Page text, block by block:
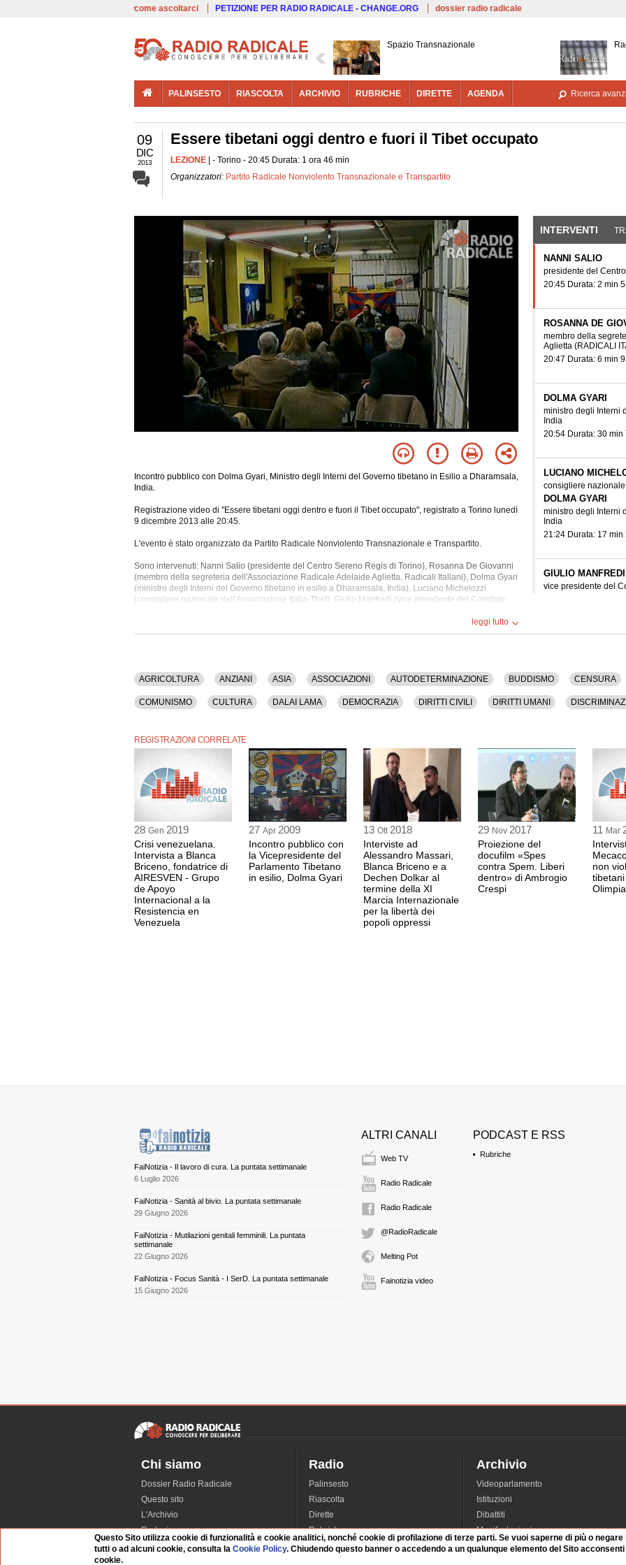
Salta al contenuto principale
come ascoltarci PETIZIONE PER RADIO RADICALE - CHANGE.ORG dossier radio radicale
Spazio Transnazionale
PALINSESTO RIASCOLTA ARCHIVIO RUBRICHE DIRETTE AGENDA Ricerca
09
DIC
2013
Essere tibetani oggi dentro e fuori il Tibet occupato
LEZIONE | - Torino - 20:45 Durata: 1 ora 46 min
Organizzatori: Partito Radicale Nonviolento Transnazionale e Transpartito
Incontro pubblico con Dolma Gyari, Ministro degli Interni del Governo tibetano in Esilio a Dharamsala,
India.
Registrazione video di "Essere tibetani oggi dentro e fuori il Tibet occupato", registrato a Torino lunedì
9 dicembre 2013 alle 20:45.
L'evento è stato organizzato da Partito Radicale Nonviolento Transnazionale e Transpartito.
Sono intervenuti: Nanni Salio (presidente del Centro Sereno Regis di Torino), Rosanna De Giovanni
(membro della segreteria dell'Associazione Radicale Adelaide Aglietta, Radicali Italiani), Dolma Gyari
(ministro degli Interni del Governo tibetano in esilio a Dharamsala, India), Luciano Michelozzi
(consigliere nazionale dell'Associazione Italia-Tbet), Giulio Manfredi (vice presidente del Comitato
Rosaco (membro dell'Associazione Radicale "Adelaide Aglietta" di Torino, Radicali Italiani), Bruno
Mellano (già parlamentare radicale), Blanca Briceno (membro del gruppo d'Avignon della Resistenza
Censura, Colonialismo, Comuni, Comunismo, Cultura, Dalai Lama, Democrazia, Diritti Civili, Diritti
Umani, Discriminazione, Donna, Esteri, Europa, Gandhi, Giovani, Gran Bretagna, India, Informazione,
Istituzioni, Italia, Lingua, Mandela, Minoranze, Nepal, Nobel, Nonviolenza, Pace, Partiti, Partito
Radicale Nonviolento, Politica, Poverta', Provincia, Rifugiati, Senato, Societa', Sudafrica, Territorio,
La registrazione video ha una durata di 1 ora e 46 minuti.
Questo contenuto è disponibile anche nella sola versione audio.
leggi tutto
INTERVENTI
NANNI SALIO
presidente del
20:45 Durata: 2 min
ROSANNA DE
membro della
Aglietta (RADICALI
20:47 Durata: 6 min
DOLMA GYARI
ministro degli Interni
India
20:54 Durata: 30 min
LUCIANO
consigliere
DOLMA GYARI
ministro degli Interni
India
21:24 Durata: 17 min
GIULIO MANFREDI
vice presidente del
21:41 Durata: 13 min
GIANNI MELLO
componente
DOLMA GYARI
ALESSANDRO
membro
(RADICALI ITALIANI)
DOLMA GYARI
Ministro degli Interni
22:01 Durata: 11 min
BRUNO MELLANO
AGRICOLTURA ANZIANI ASIA ASSOCIAZIONI AUTODETERMINAZIONE BUDDISMO CENSURA
COMUNISMO CULTURA DALAI LAMA DEMOCRAZIA DIRITTI CIVILI DIRITTI UMANI
MINORANZE NEPAL NOBEL NONVIOLENZA PACE PARTITI PARTITO RADICALE NONVIOLENTO
PROVINCIA SENATO SOCIETA' SUDAFRICA TERRITORIO TIBET TOTALITARISMO
VIOLENZA WELFARE
REGISTRAZIONI CORRELATE
28 Gen 2019
Crisi venezuelana.
Intervista a Blanca
Briceno, fondatrice di
AIRESVEN - Grupo
de Apoyo
Internacional a la
Resistencia en
Venezuela
27 Apr 2009
Incontro pubblico con
la Vicepresidente del
Parlamento Tibetano
in esilio, Dolma Gyari
13 Ott 2018
Interviste ad
Alessandro Massari,
Blanca Briceno e a
Dechen Dolkar al
termine della XI
Marcia Internazionale
per la libertà dei
popoli oppressi
29 Nov 2017
Proiezione del
docufilm «Spes
contra Spem. Liberi
dentro» di Ambrogio
Crespi
11 Mar
non
FaiNotizia - Il lavoro di cura. La puntata settimanale
6 Luglio 2026
FaiNotizia - Sanità al bivio. La puntata settimanale
29 Giugno 2026
FaiNotizia - Mutilazioni genitali femminili. La puntata
settimanale
22 Giugno 2026
FaiNotizia - Focus Sanità - I SerD. La puntata settimanale
15 Giugno 2026
ALTRI CANALI
Web TV
Radio Radicale
Radio Radicale
@RadioRadicale
Melting Pot
Fainotizia video
PODCAST E RSS
Rubriche
Chi siamo
Dossier Radio Radicale
Questo sito
L'Archivio
Redazione
La musica da Requiem
Radio
Palinsesto
Riascolta
Dirette
Rubriche
Interviste
Archivio
Videoparlamento
Istituzioni
Dibattiti
Manifestazioni
Radicali
Questo Sito utilizza cookie di funzionalità e cookie analitici, nonché cookie di profilazione di terze parti. Se vuoi saperne di più o
tutti o ad alcuni cookie, consulta laCookie Policy. Chiudendo questo banner o accedendo a un qualunque elemento del Sito
cookie.